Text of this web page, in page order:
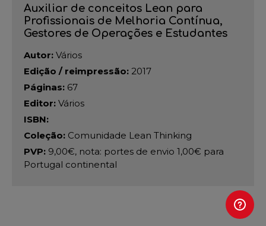
Auxiliar de conceitos Lean para
Profissionais de Melhoria Contínua,
Gestores de Operações e Estudantes
Autor: Vários
Edição / reimpressão: 2017
Páginas: 67
Editor: Vários
ISBN:
Coleção: Comunidade Lean Thinking
PVP: 9,00€, nota: portes de envio 1,00€ para
Portugal continental